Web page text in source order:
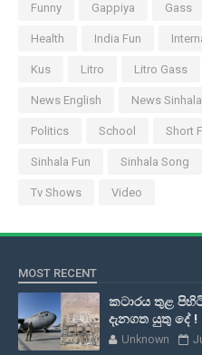
Funny Gappiya Gass
Health India Fun
Kus Litro Litro Gass
News English News Sinhala
Politics School Short
Sinhala Fun Sinhala Song
Tv Shows Video
MOST RECENT
කටාරය තුළ
දැනගත යුතු දේ !
Unknown